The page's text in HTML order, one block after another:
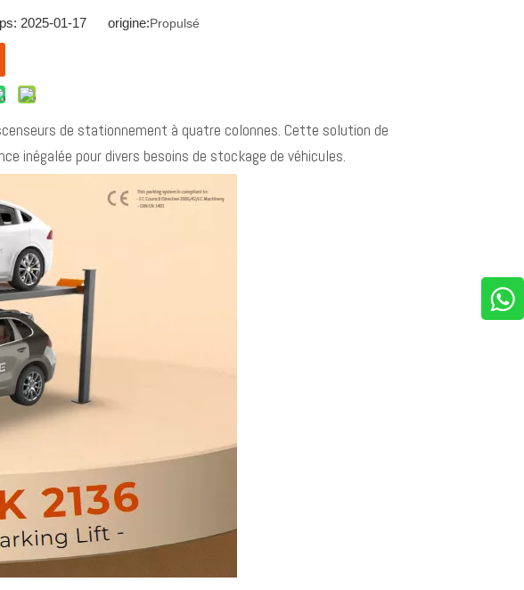
2025-01-17 origine:Propulsé
de stationnement à quatre colonnes. Cette solution de
inégalée pour divers besoins de stockage de véhicules.